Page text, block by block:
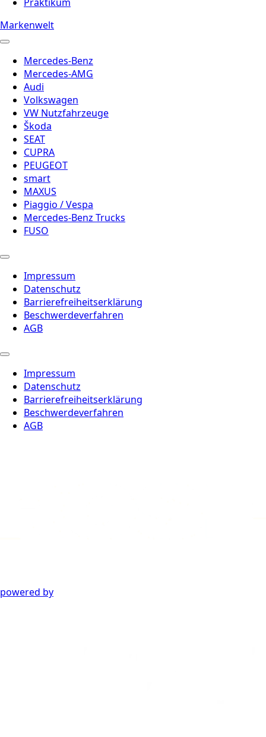
Markenwelt
Mercedes-Benz
Mercedes-AMG
Audi
Volkswagen
VW Nutzfahrzeuge
Škoda
SEAT
CUPRA
PEUGEOT
smart
MAXUS
Piaggio / Vespa
Mercedes-Benz Trucks
FUSO
Impressum
Datenschutz
Barrierefreiheitserklärung
Beschwerdeverfahren
AGB
Impressum
Datenschutz
Barrierefreiheitserklärung
Beschwerdeverfahren
AGB
powered by